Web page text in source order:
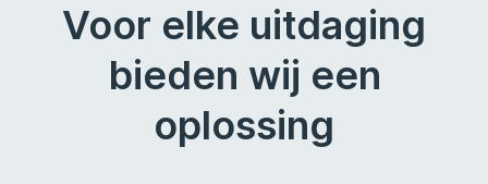
Voor elke uitdaging
bieden wij een
oplossing